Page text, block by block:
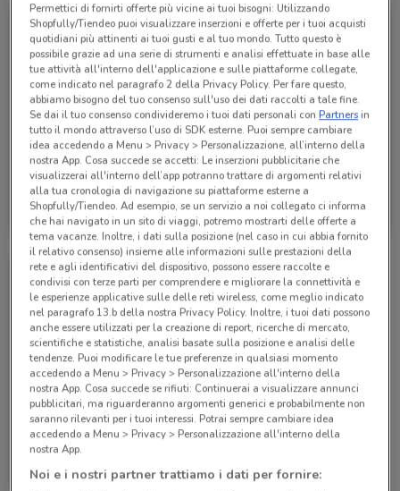
PosteMobile
Scade il 17/08 9.4 km
PosteMobile
Scade il 05/09 9.4 km
Permettici di fornirti offerte più vicine ai tuoi bisogni: Utilizzando
Shopfully/Tiendeo puoi visualizzare inserzioni e offerte per i tuoi acquisti
quotidiani più attinenti ai tuoi gusti e al tuo mondo. Tutto questo è
possibile grazie ad una serie di strumenti e analisi effettuate in base alle
tue attività all'interno dell'applicazione e sulle piattaforme collegate,
come indicato nel paragrafo 2 della Privacy Policy. Per fare questo,
abbiamo bisogno del tuo consenso sull'uso dei dati raccolti a tale fine.
Se dai il tuo consenso condivideremo i tuoi dati personali conPartnersin
tutto il mondo attraverso l’uso di SDK esterne. Puoi sempre cambiare
idea accedendo a Menu > Privacy > Personalizzazione, all’interno della
nostra App. Cosa succede se accetti: Le inserzioni pubblicitarie che
visualizzerai all'interno dell’app potranno trattare di argomenti relativi
alla tua cronologia di navigazione su piattaforme esterne a
Shopfully/Tiendeo. Ad esempio, se un servizio a noi collegato ci informa
che hai navigato in un sito di viaggi, potremo mostrarti delle offerte a
tema vacanze. Inoltre, i dati sulla posizione (nel caso in cui abbia fornito
il relativo consenso) insieme alle informazioni sulle prestazioni della
rete e agli identificativi del dispositivo, possono essere raccolte e
condivisi con terze parti per comprendere e migliorare la connettività e
le esperienze applicative sulle delle reti wireless, come meglio indicato
nel paragrafo 13.b della nostra Privacy Policy. Inoltre, i tuoi dati possono
anche essere utilizzati per la creazione di report, ricerche di mercato,
scientifiche e statistiche, analisi basate sulla posizione e analisi delle
tendenze. Puoi modificare le tue preferenze in qualsiasi momento
accedendo a Menu > Privacy > Personalizzazione all'interno della
nostra App. Cosa succede se rifiuti: Continuerai a visualizzare annunci
pubblicitari, ma riguarderanno argomenti generici e probabilmente non
saranno rilevanti per i tuoi interessi. Potrai sempre cambiare idea
accedendo a Menu > Privacy > Personalizzazione all'interno della
nostra App.
Noi e i nostri partner trattiamo i dati per fornire: